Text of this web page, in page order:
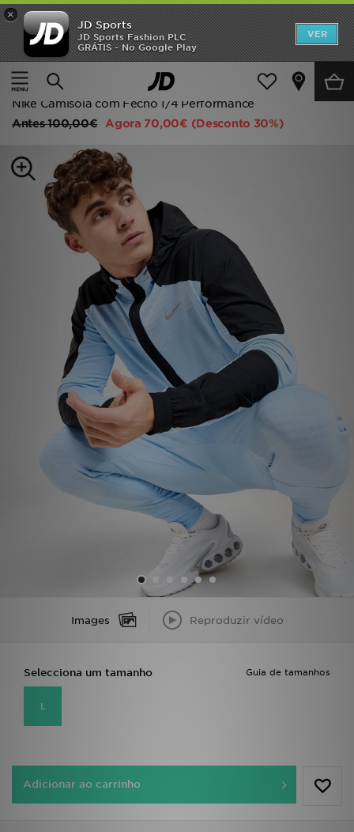
×
JD Sports
JD Sports Fashion PLC
GRÁTIS - No Google Play
VER
Página principal
Homem
Roupa de Homem
Nike Camisola com Fecho 1/4 Performance
Antes100,00€ Agora 70,00€ (Desconto 30%)
Images Reproduzir vídeo
Guia de tamanhos
Selecciona um tamanho
L
Adicionar ao carrinho
INÍCIO
Promoções
NOVIDADES
MULHER
CRIANÇA
FUTEBOL JD
VER MARCAS
LOCALIZADOR DE LOJAS
MENSAGENS